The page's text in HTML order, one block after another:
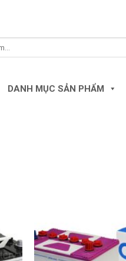
DANH MỤC SẢN PHẨM